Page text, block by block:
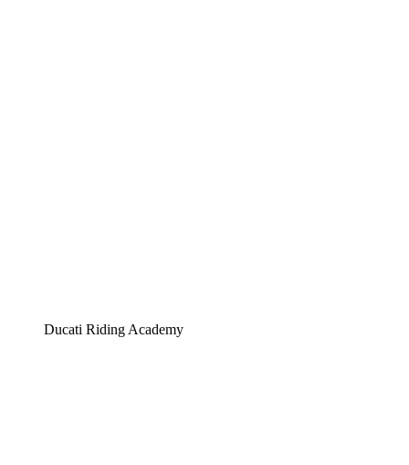
Ducati Riding Academy